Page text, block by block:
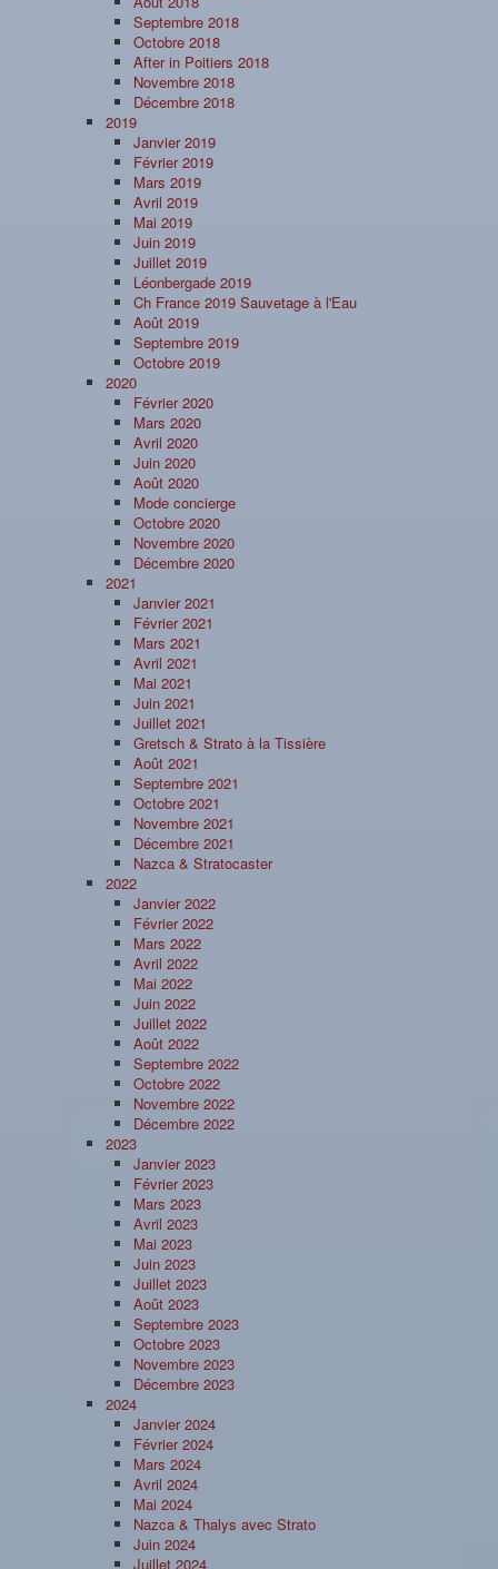
Septembre 2018
Octobre 2018
After in Poitiers 2018
Novembre 2018
Décembre 2018
2019
Janvier 2019
Février 2019
Mars 2019
Avril 2019
Mai 2019
Juin 2019
Juillet 2019
Léonbergade 2019
Ch France 2019 Sauvetage à l'Eau
Août 2019
Septembre 2019
Octobre 2019
2020
Février 2020
Mars 2020
Avril 2020
Juin 2020
Août 2020
Mode concierge
Octobre 2020
Novembre 2020
Décembre 2020
2021
Janvier 2021
Février 2021
Mars 2021
Avril 2021
Mai 2021
Juin 2021
Juillet 2021
Gretsch & Strato à la Tissière
Août 2021
Septembre 2021
Octobre 2021
Novembre 2021
Décembre 2021
Nazca & Stratocaster
2022
Janvier 2022
Février 2022
Mars 2022
Avril 2022
Mai 2022
Juin 2022
Juillet 2022
Août 2022
Septembre 2022
Octobre 2022
Novembre 2022
Décembre 2022
2023
Janvier 2023
Février 2023
Mars 2023
Avril 2023
Mai 2023
Juin 2023
Juillet 2023
Août 2023
Septembre 2023
Octobre 2023
Novembre 2023
Décembre 2023
2024
Janvier 2024
Février 2024
Mars 2024
Avril 2024
Mai 2024
Nazca & Thalys avec Strato
Juin 2024
Juillet 2024